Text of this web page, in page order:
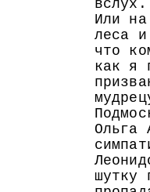
Или на
леса
что
как я
Ольга
шутку